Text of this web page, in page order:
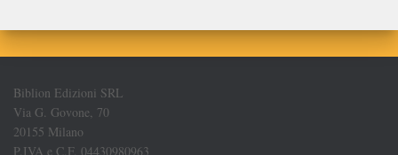
Biblion Edizioni SRL
Via G. Govone, 70
20155 Milano
P.IVA e C.F. 04430980963